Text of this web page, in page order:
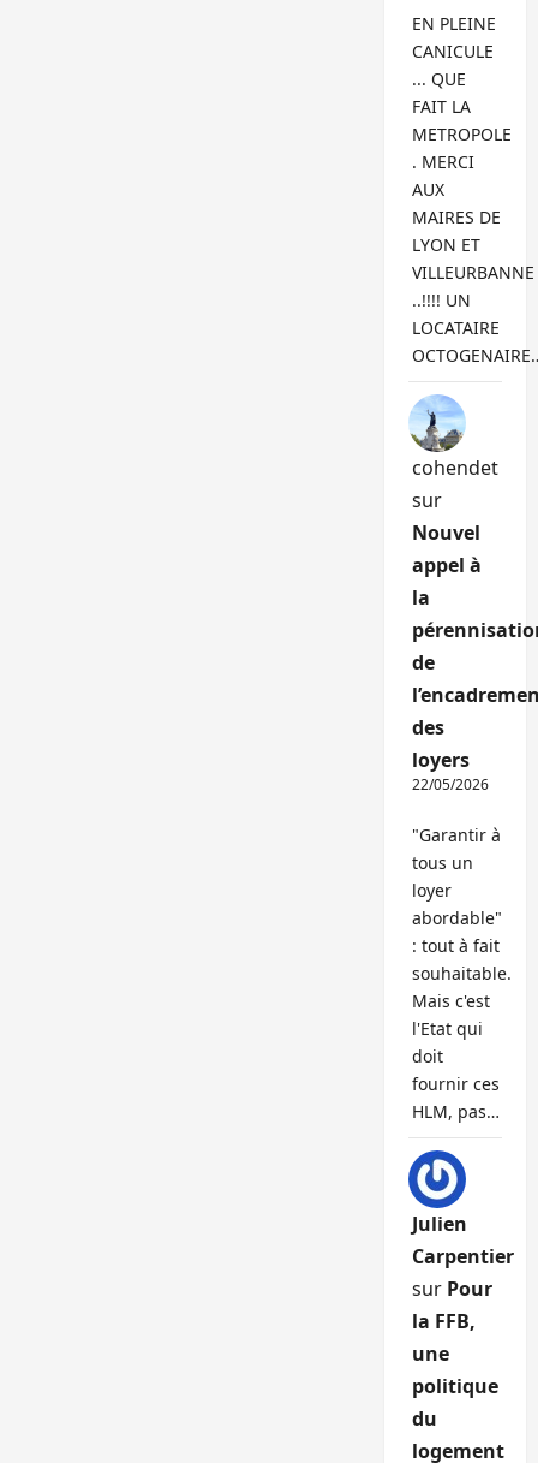
EN PLEINE
CANICULE
... QUE
FAIT LA
METROPOLE
. MERCI
AUX
MAIRES DE
LYON ET
VILLEURBANNE
..!!!! UN
LOCATAIRE
cohendet
sur
Nouvel
appel à
la
de
des
loyers
22/05/2026
"Garantir à
tous un
loyer
abordable"
: tout à fait
souhaitable.
Mais c'est
l'Etat qui
doit
fournir ces
HLM, pas…
Julien
Carpentier
sur Pour
la FFB,
une
politique
du
logement